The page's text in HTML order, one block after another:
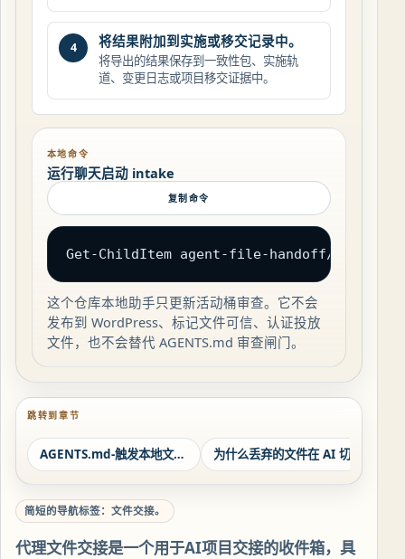
4 将结果附加到实施或移交记录中。
将导出的结果保存到一致性包、实施轨
道、变更日志或项目移交证据中。
本地命令
运行聊天启动 intake
复制命令
Get-ChildItem agent-file-handoff/
这个仓库本地助手只更新活动桶审查。它不会
发布到 WordPress、标记文件可信、认证投放
文件，也不会替代 AGENTS.md 审查闸门。
跳转到章节
AGENTS.md-触发本地文件摄取
简短的导航标签：文件交接。
代理文件交接是一个用于AI项目交接的收件箱，具